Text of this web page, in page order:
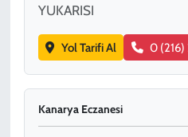
YUKARISI
Yol Tarifi Al 0
Kanarya Eczanesi